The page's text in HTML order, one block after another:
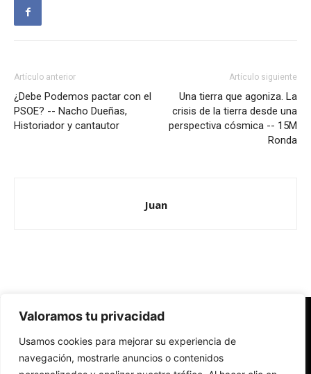
Valoramos tu privacidad
Usamos cookies para mejorar su experiencia de
navegación, mostrarle anuncios o contenidos
Artículo anterior
¿Debe Podemos pactar con el
PSOE? -- Nacho Dueñas,
Historiador y cantautor
Artículo siguiente
Una tierra que agoniza. La
crisis de la tierra desde una
perspectiva cósmica -- 15M
Ronda
Juan
Redes Cristianas
Una mirada alternativa sobre la Iglesia católica y la sociedad
- Colectivos de Redes Cristianas